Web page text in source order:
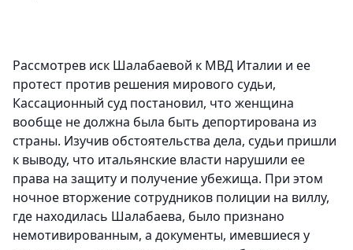
Рассмотрев иск Шалабаевой к МВД Италии и ее
протест против решения мирового судьи,
Кассационный суд постановил, что женщина
вообще не должна была быть депортирована из
страны. Изучив обстоятельства дела, судьи пришли
к выводу, что итальянские власти нарушили ее
права на защиту и получение убежища. При этом
ночное вторжение сотрудников полиции на виллу,
где находилась Шалабаева, было признано
немотивированным, а документы, имевшиеся у